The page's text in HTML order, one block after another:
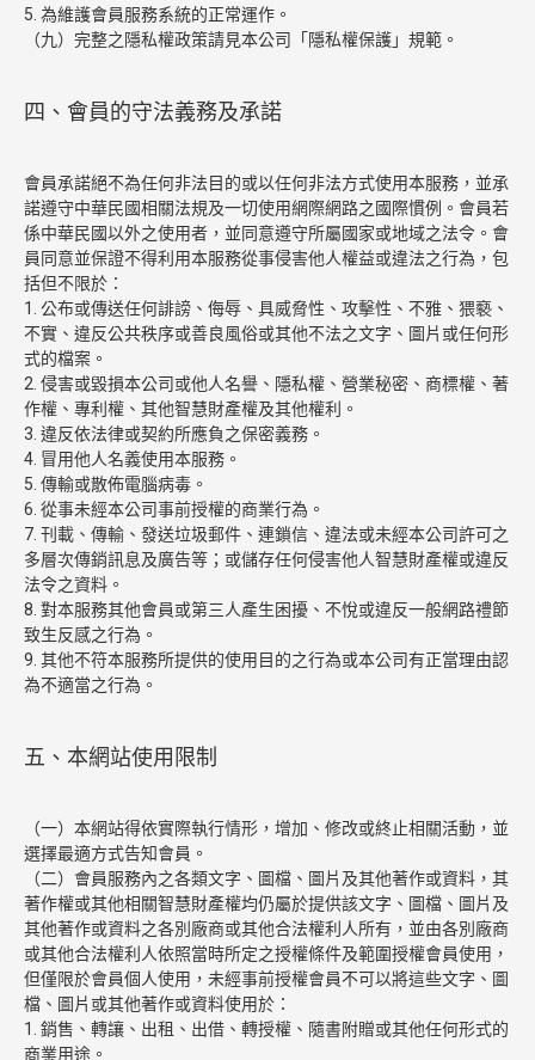
5. 為維護會員服務系統的正常運作。
（九）完整之隱私權政策請見本公司「隱私權保護」規範。
四、會員的守法義務及承諾
會員承諾絕不為任何非法目的或以任何非法方式使用本服務，並承
諾遵守中華民國相關法規及一切使用網際網路之國際慣例。會員若
係中華民國以外之使用者，並同意遵守所屬國家或地域之法令。會
員同意並保證不得利用本服務從事侵害他人權益或違法之行為，包
括但不限於：
1. 公布或傳送任何誹謗、侮辱、具威脅性、攻擊性、不雅、猥褻、
不實、違反公共秩序或善良風俗或其他不法之文字、圖片或任何形
式的檔案。
2. 侵害或毀損本公司或他人名譽、隱私權、營業秘密、商標權、著
作權、專利權、其他智慧財產權及其他權利。
3. 違反依法律或契約所應負之保密義務。
4. 冒用他人名義使用本服務。
5. 傳輸或散佈電腦病毒。
6. 從事未經本公司事前授權的商業行為。
7. 刊載、傳輸、發送垃圾郵件、連鎖信、違法或未經本公司許可之
多層次傳銷訊息及廣告等；或儲存任何侵害他人智慧財產權或違反
法令之資料。
8. 對本服務其他會員或第三人產生困擾、不悅或違反一般網路禮節
致生反感之行為。
9. 其他不符本服務所提供的使用目的之行為或本公司有正當理由認
為不適當之行為。
五、本網站使用限制
（一）本網站得依實際執行情形，增加、修改或終止相關活動，並
選擇最適方式告知會員。
（二）會員服務內之各類文字、圖檔、圖片及其他著作或資料，其
著作權或其他相關智慧財產權均仍屬於提供該文字、圖檔、圖片及
其他著作或資料之各別廠商或其他合法權利人所有，並由各別廠商
或其他合法權利人依照當時所定之授權條件及範圍授權會員使用，
但僅限於會員個人使用，未經事前授權會員不可以將這些文字、圖
檔、圖片或其他著作或資料使用於：
1. 銷售、轉讓、出租、出借、轉授權、隨書附贈或其他任何形式的
商業用途。